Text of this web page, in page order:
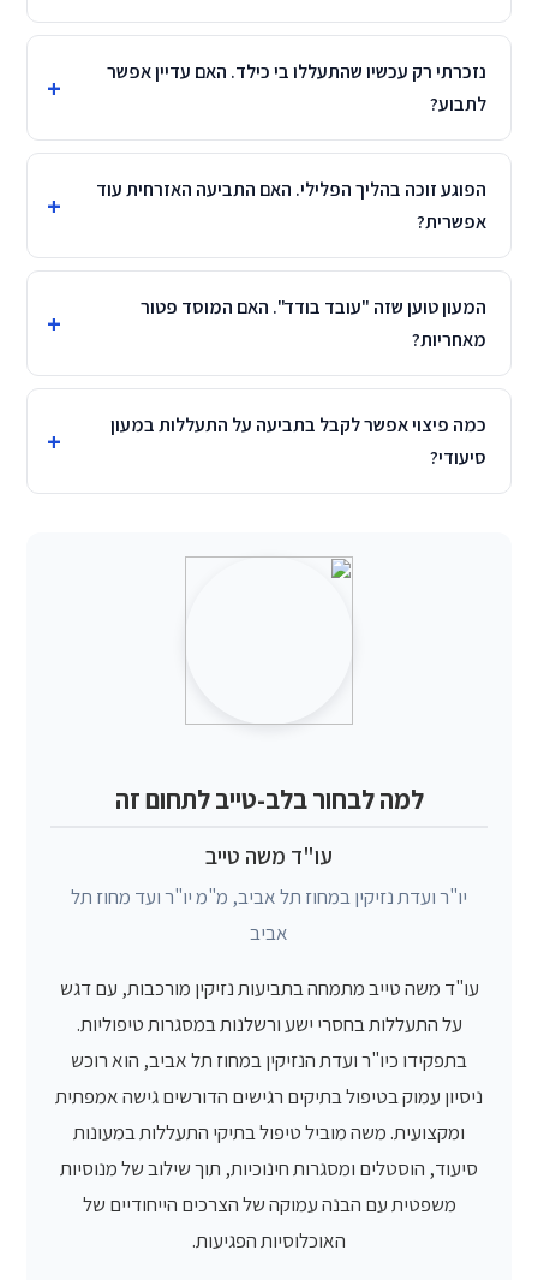
נזכרתי רק עכשיו שהתעללו בי כילד. האם עדיין אפשר
לתבוע?
הפוגע זוכה בהליך הפלילי. האם התביעה האזרחית עוד
אפשרית?
המעון טוען שזה "עובד בודד". האם המוסד פטור
מאחריות?
כמה פיצוי אפשר לקבל בתביעה על התעללות במעון
סיעודי?
למה לבחור בלב-טייב לתחום זה
עו"ד משה טייב
יו"ר ועדת נזיקין במחוז תל אביב, מ"מ יו"ר ועד מחוז תל
אביב
עו"ד משה טייב מתמחה בתביעות נזיקין מורכבות, עם דגש
על התעללות בחסרי ישע ורשלנות במסגרות טיפוליות.
בתפקידו כיו"ר ועדת הנזיקין במחוז תל אביב, הוא רוכש
ניסיון עמוק בטיפול בתיקים רגישים הדורשים גישה אמפתית
ומקצועית. משה מוביל טיפול בתיקי התעללות במעונות
סיעוד, הוסטלים ומסגרות חינוכיות, תוך שילוב של מנוסיות
משפטית עם הבנה עמוקה של הצרכים הייחודיים של
האוכלוסיות הפגיעות.